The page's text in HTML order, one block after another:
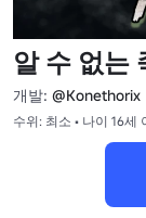
알 수 없는
개발: @Konethorix
수위: 최소 • 나이 16세